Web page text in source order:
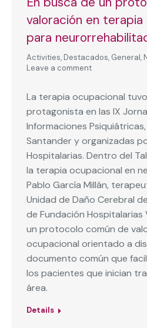
valoración en terapia
para
Activities, Destacados, General,
Leave a comment
La terapia ocupacional
protagonista en las IX
Informaciones
Santander y organizadas
Hospitalarias. Dentro del
la terapia ocupacional en
Pablo García Millán,
Unidad de Daño Cerebral
de Fundación Hospitalarias
un protocolo común de
ocupacional orientado a
documento común que
los pacientes que inician
área.
Details